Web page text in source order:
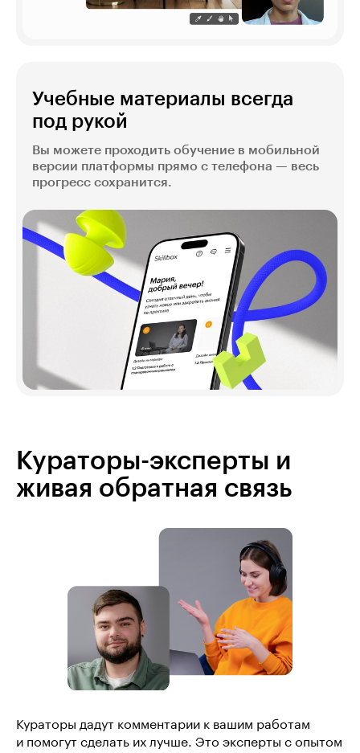
Учебные материалы всегда
под рукой
Вы можете проходить обучение в мобильной
версии платформы прямо с телефона — весь
прогресс сохранится.
Кураторы-эксперты и
живая обратная связь
Кураторы дадут комментарии к вашим работам
и помогут сделать их лучше. Это эксперты с опытом